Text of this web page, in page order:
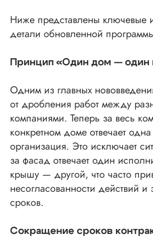
Ниже представлены ключевые
детали обновленной
Принцип «Один дом — один
Одним из главных
от дробления работ между
компаниями. Теперь за весь
конкретном доме отвечает
организация. Это исключает
за фасад отвечает один
крышу — другой, что часто
несогласованности действий и
сроков.
Сокращение сроков